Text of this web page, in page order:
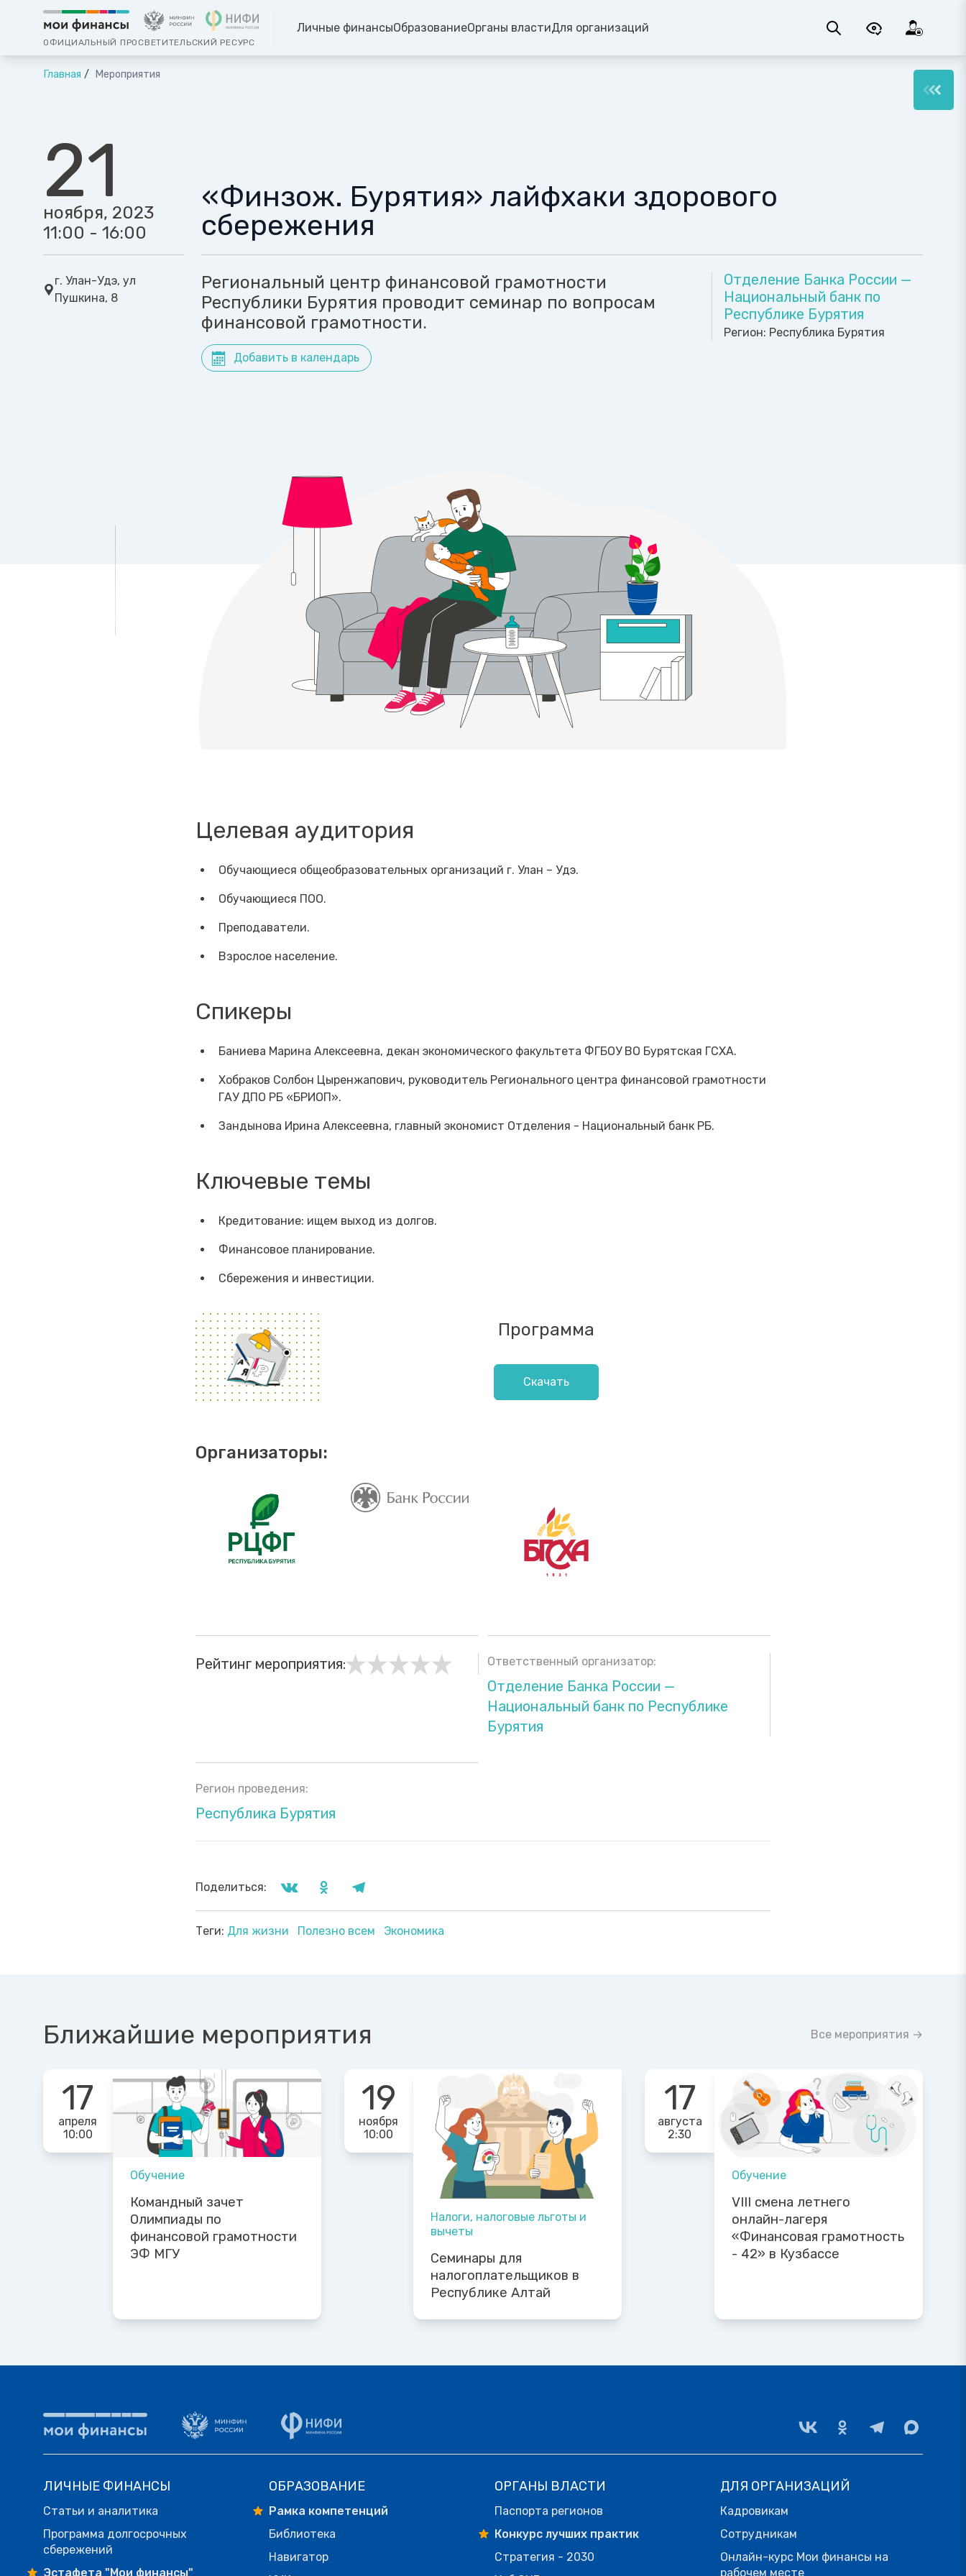
ОФИЦИАЛЬНЫЙ ПРОСВЕТИТЕЛЬСКИЙ РЕСУРС
Личные финансыОбразованиеОрганы властиДля организаций
Главная Мероприятия
21
ноября, 2023
11:00 - 16:00
г. Улан-Удэ, ул
Пушкина, 8
«Финзож. Бурятия» лайфхаки здорового
сбережения
Региональный центр финансовой грамотности
Республики Бурятия проводит семинар по вопросам
финансовой грамотности.
Добавить в календарь
Отделение Банка России —
Национальный банк по
Республике Бурятия
Регион: Республика Бурятия
Целевая аудитория
Обучающиеся общеобразовательных организаций г. Улан – Удэ.
Обучающиеся ПОО.
Преподаватели.
Взрослое население.
Спикеры
Баниева Марина Алексеевна, декан экономического факультета ФГБОУ ВО Бурятская ГСХА.
Хобраков Солбон Цыренжапович, руководитель Регионального центра финансовой грамотности
ГАУ ДПО РБ «БРИОП».
Зандынова Ирина Алексеевна, главный экономист Отделения - Национальный банк РБ.
Ключевые темы
Кредитование: ищем выход из долгов.
Финансовое планирование.
Сбережения и инвестиции.
Программа
Скачать
Организаторы:
Рейтинг мероприятия: Ответственный организатор:
Отделение Банка России —
Национальный банк по Республике
Бурятия
Регион проведения:
Республика Бурятия
Поделиться:
Теги: Для жизни Полезно всем Экономика
Ближайшие мероприятия Все мероприятия →
17
апреля
10:00
Обучение
Командный зачет
Олимпиады по
финансовой грамотности
ЭФ МГУ
19
ноября
10:00
Налоги, налоговые льготы и
вычеты
Семинары для
налогоплательщиков в
Республике Алтай
17
августа
2:30
Обучение
VIII смена летнего
онлайн-лагеря
«Финансовая грамотность
- 42» в Кузбассе
ЛИЧНЫЕ ФИНАНСЫ
Статьи и аналитика
Программа долгосрочных
сбережений
Эстафета "Мои финансы"
ОБРАЗОВАНИЕ
Рамка компетенций
Библиотека
Навигатор
ОРГАНЫ ВЛАСТИ
Паспорта регионов
Конкурс лучших практик
Стратегия - 2030
ДЛЯ ОРГАНИЗАЦИЙ
Кадровикам
Сотрудникам
Онлайн-курс Мои финансы на
рабочем месте